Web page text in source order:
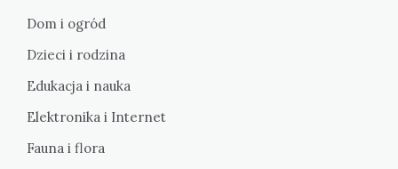
Dom i ogród
Dzieci i rodzina
Edukacja i nauka
Elektronika i Internet
Fauna i flora